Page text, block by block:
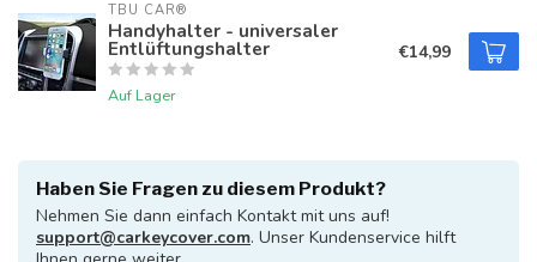
TBU CAR®
Handyhalter - universaler
Entlüftungshalter
Auf Lager
€14,99
Haben Sie Fragen zu diesem Produkt?
Nehmen Sie dann einfach Kontakt mit uns auf!
support@carkeycover.com. Unser Kundenservice hilft